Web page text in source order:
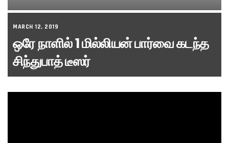
MARCH 12, 2019
ஒரே நாளில் 1 மில்லியன் பார்வை கடந்த
சிந்துபாத் டீஸர்